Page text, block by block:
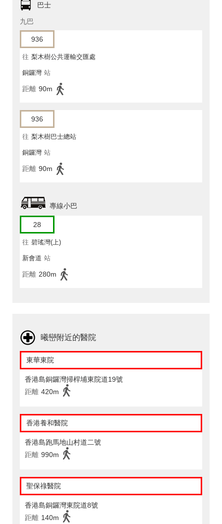
巴士
九巴
936
往 梨木樹公共運輸交匯處
銅鑼灣 站
距離 90m
936
往 梨木樹巴士總站
銅鑼灣 站
距離 90m
專線小巴
28
往 碧瑤灣(上)
新會道 站
距離 280m
曦巒附近的醫院
東華東院
香港島銅鑼灣掃桿埔東院道19號
距離 420m
香港養和醫院
香港島跑馬地山村道二號
距離 990m
聖保祿醫院
香港島銅鑼灣東院道8號
距離 140m